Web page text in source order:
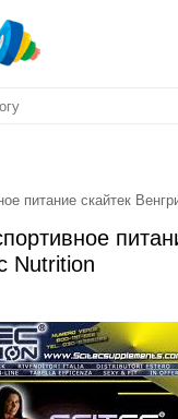
питание скайтек
Nutrition